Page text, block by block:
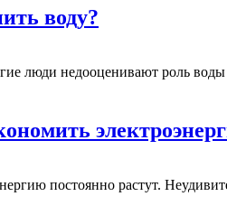
воду?
люди недооценивают роль
постоянно растут.